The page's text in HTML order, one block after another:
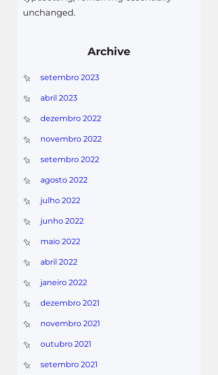
unchanged.
Archive
setembro 2023
abril 2023
dezembro 2022
novembro 2022
setembro 2022
agosto 2022
julho 2022
junho 2022
maio 2022
abril 2022
janeiro 2022
dezembro 2021
novembro 2021
outubro 2021
setembro 2021